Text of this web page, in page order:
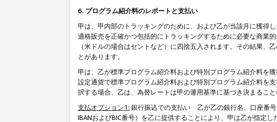
6. プログラム紹介料のレポートと支払い
甲は、甲内部のトラッキングのために、および乙が当該月に獲得
適格販売を正確かつ包括的にトラッキングするために必要な商業
（米ドルの場合はセントなど）に四捨五入されます。その結果
とがあります。
甲は、乙が標準プログラム紹介料および特別プログラム紹介料を
設定通貨で標準プログラム紹介料および特別プログラム紹介料を
択する場合、乙は、為替レートは甲の運用基準に基づき決まること
支払オプション1: 銀行振込での支払い 乙が乙の銀行名、口座番号
IBANおよびBIC番号）を乙に提供することにより、甲は乙が指定